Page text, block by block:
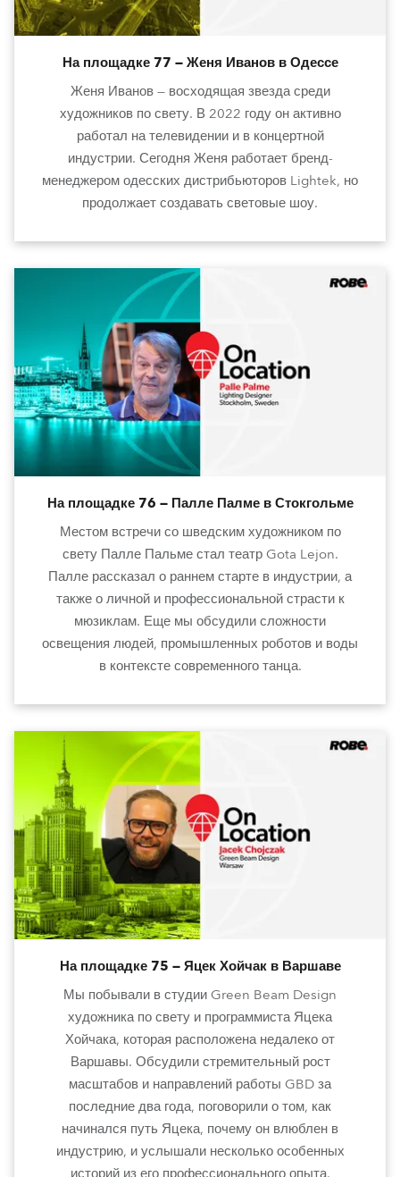
На площадке 77 — Женя Иванов в Одессе
Женя Иванов — восходящая звезда среди
художников по свету. В 2022 году он активно
работал на телевидении и в концертной
индустрии. Сегодня Женя работает бренд-
менеджером одесских дистрибьюторов Lightek, но
продолжает создавать световые шоу.
На площадке 76 — Палле Палме в Стокгольме
Местом встречи со шведским художником по
свету Палле Пальме стал театр Gota Lejon.
Палле рассказал о раннем старте в индустрии, а
также о личной и профессиональной страсти к
мюзиклам. Еще мы обсудили сложности
освещения людей, промышленных роботов и воды
в контексте современного танца.
На площадке 75 — Яцек Хойчак в Варшаве
Мы побывали в студии Green Beam Design
художника по свету и программиста Яцека
Хойчака, которая расположена недалеко от
Варшавы. Обсудили стремительный рост
масштабов и направлений работы GBD за
последние два года, поговорили о том, как
начинался путь Яцека, почему он влюблен в
индустрию, и услышали несколько особенных